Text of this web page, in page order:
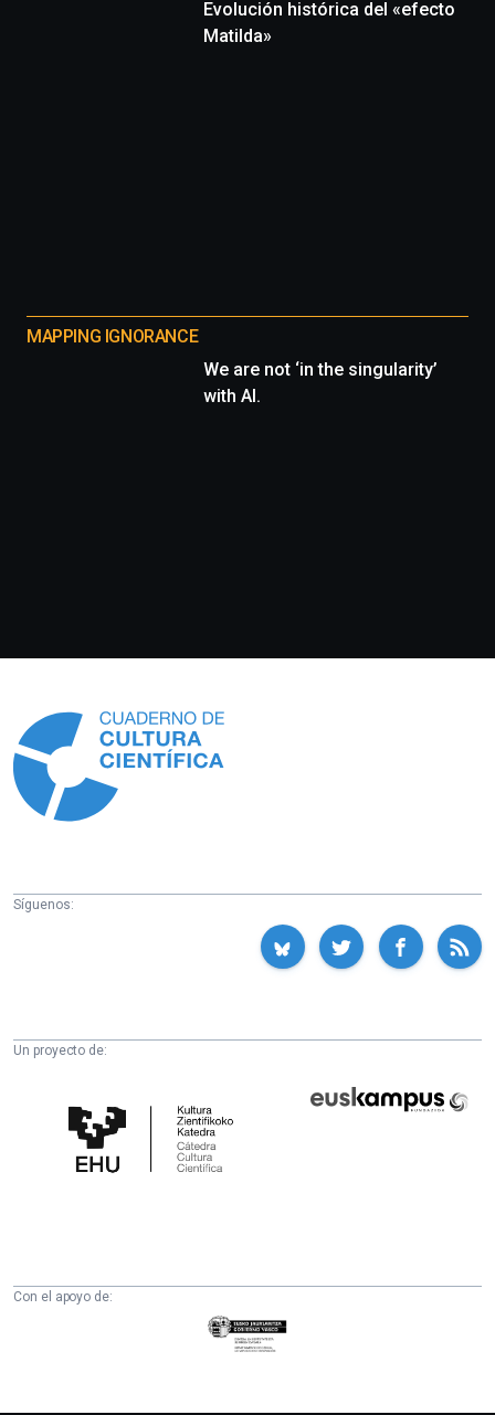
Evolución histórica del «efecto
Matilda»
MAPPING IGNORANCE
We are not ‘in the singularity’
with AI.
Síguenos:
Un proyecto de:
Cultura
Científica
Fundazioa
Con el apoyo de:
Eusko
Jaurlaritza